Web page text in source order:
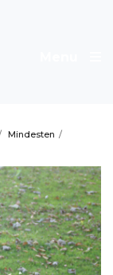
Mindesten /